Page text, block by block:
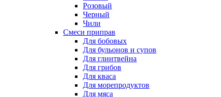
Розовый
Черный
Чили
Смеси приправ
Для бобовых
Для бульонов и супов
Для глинтвейна
Для грибов
Для кваса
Для морепродуктов
Для мяса